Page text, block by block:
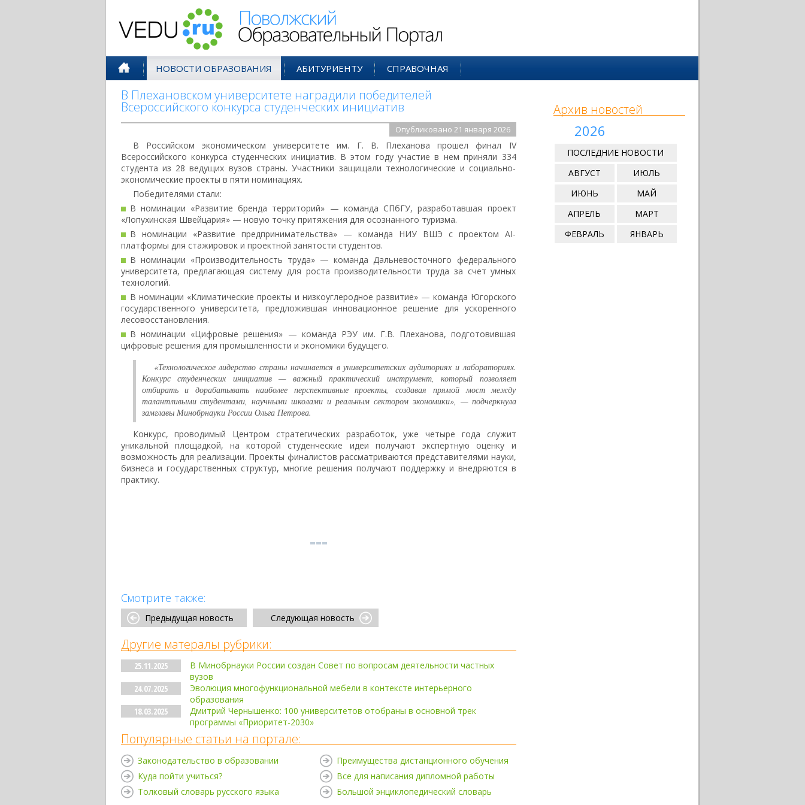
НОВОСТИ ОБРАЗОВАНИЯ АБИТУРИЕНТУ СПРАВОЧНАЯ
В Плехановском университете наградили победителей
Всероссийского конкурса студенческих инициатив
Опубликовано 21 января 2026
В Российском экономическом университете им. Г. В. Плеханова прошел финал IV
Всероссийского конкурса студенческих инициатив. В этом году участие в нем приняли 334
студента из 28 ведущих вузов страны. Участники защищали технологические и социально-
экономические проекты в пяти номинациях.
Победителями стали:
В номинации «Развитие бренда территорий» — команда СПбГУ, разработавшая проект
«Лопухинская Швейцария» — новую точку притяжения для осознанного туризма.
В номинации «Развитие предпринимательства» — команда НИУ ВШЭ с проектом AI-
платформы для стажировок и проектной занятости студентов.
В номинации «Производительность труда» — команда Дальневосточного федерального
университета, предлагающая систему для роста производительности труда за счет умных
технологий.
В номинации «Климатические проекты и низкоуглеродное развитие» — команда Югорского
государственного университета, предложившая инновационное решение для ускоренного
лесовосстановления.
В номинации «Цифровые решения» — команда РЭУ им. Г.В. Плеханова, подготовившая
цифровые решения для промышленности и экономики будущего.
«Технологическое лидерство страны начинается в университетских аудиториях и лабораториях.
Конкурс студенческих инициатив — важный практический инструмент, который позволяет
отбирать и дорабатывать наиболее перспективные проекты, создавая прямой мост между
талантливыми студентами, научными школами и реальным сектором экономики», — подчеркнула
замглавы Минобрнауки России Ольга Петрова.
Конкурс, проводимый Центром стратегических разработок, уже четыре года служит
уникальной площадкой, на которой студенческие идеи получают экспертную оценку и
возможность для реализации. Проекты финалистов рассматриваются представителями науки,
бизнеса и государственных структур, многие решения получают поддержку и внедряются в
практику.
Смотрите также:
Предыдущая новость Следующая новость
Другие матералы рубрики:
25.11.2025
В Минобрнауки России создан Совет по вопросам деятельности частных
вузов
24.07.2025
Эволюция многофункциональной мебели в контексте интерьерного
образования
18.03.2025
Дмитрий Чернышенко: 100 университетов отобраны в основной трек
программы «Приоритет-2030»
Популярные статьи на портале:
Законодательство в образовании
Куда пойти учиться?
Толковый словарь русского языка
Преимущества дистанционного обучения
Все для написания дипломной работы
Большой энциклопедический словарь
Архив новостей
2026
ПОСЛЕДНИЕ НОВОСТИ
АВГУСТ
ИЮЛЬ
ИЮНЬ
МАЙ
АПРЕЛЬ
МАРТ
ФЕВРАЛЬ
ЯНВАРЬ